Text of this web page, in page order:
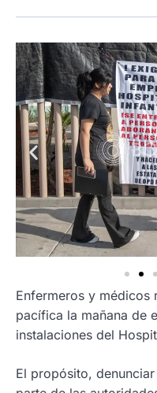
Enfermeros y médicos
pacífica la mañana de
instalaciones del
El propósito,